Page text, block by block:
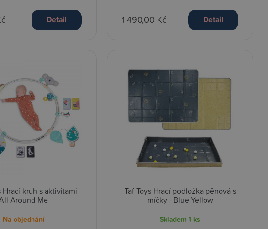
Detail 1 490,00 Kč Detail
Hrací kruh s aktivitami
Around Me
Na objednání
Taf Toys Hrací podložka pěnová s
míčky - Blue Yellow
Skladem1 ks